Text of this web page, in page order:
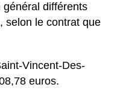
différents
selon le contrat que
Vincent-Des-
euros.